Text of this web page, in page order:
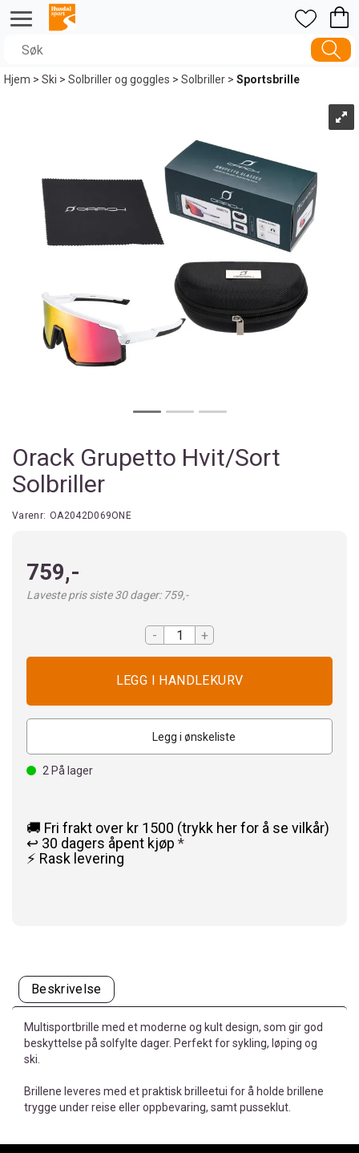
Hjem>Ski>Solbriller og goggles>Solbriller>Sportsbrille
Orack Grupetto Hvit/Sort
Solbriller
Varenr: OA2042D069ONE
759,-
Laveste pris siste 30 dager: 759,-
- +
Legg i ønskeliste
2 På lager
🚚 Fri frakt over kr 1500 (trykk her for å se vilkår)
↩️ 30 dagers åpent kjøp *
⚡ Rask levering
Beskrivelse
Multisportbrille med et moderne og kult design, som gir god
beskyttelse på solfylte dager. Perfekt for sykling, løping og
ski.
Brillene leveres med et praktisk brilleetui for å holde brillene
trygge under reise eller oppbevaring, samt pusseklut.